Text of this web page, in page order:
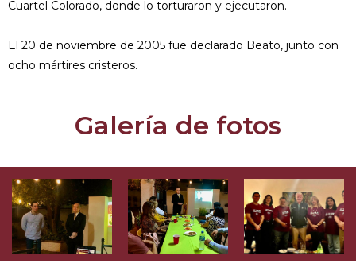
Cuartel Colorado, donde lo torturaron y ejecutaron.
El 20 de noviembre de 2005 fue declarado Beato, junto con
ocho mártires cristeros.
Galería de fotos